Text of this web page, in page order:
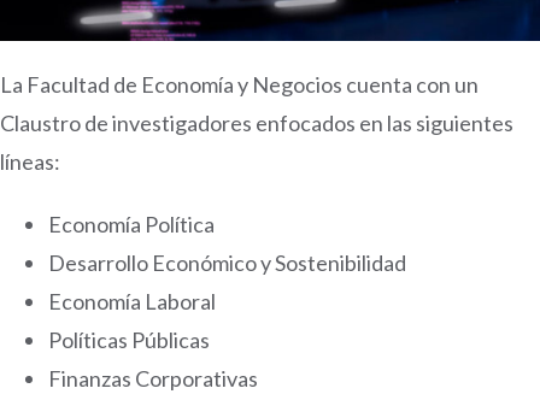
La Facultad de Economía y Negocios cuenta con un
Claustro de investigadores enfocados en las siguientes
líneas:
Economía Política
Desarrollo Económico y Sostenibilidad
Economía Laboral
Políticas Públicas
Finanzas Corporativas